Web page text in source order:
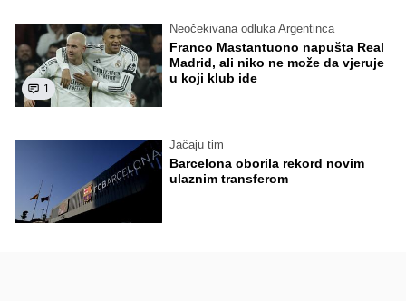
1
Neočekivana odluka Argentinca
Franco Mastantuono napušta Real
Madrid, ali niko ne može da vjeruje
u koji klub ide
Jačaju tim
Barcelona oborila rekord novim
ulaznim transferom